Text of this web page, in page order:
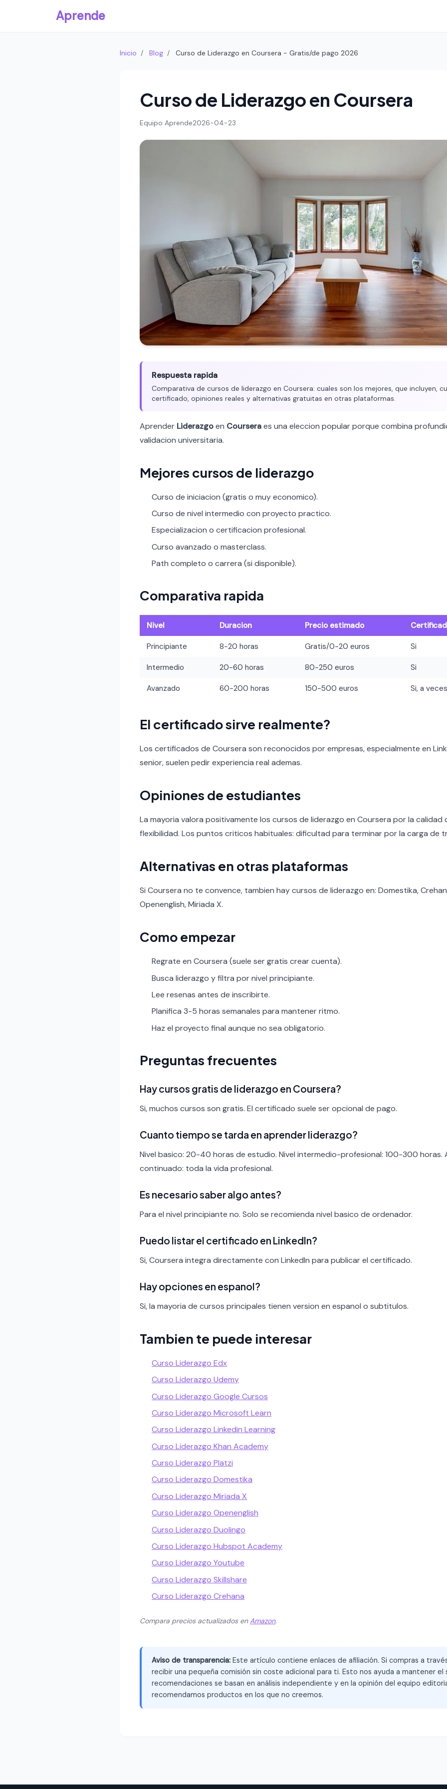
Aprende
Inicio / Blog / Curso de Liderazgo en Coursera - Gratis/de pago 2026
Curso de Liderazgo en Coursera
Equipo Aprende2026-04-23
Respuesta rapida
Comparativa de cursos de liderazgo en Coursera: cuales son los mejores, que incluyen,
certificado, opiniones reales y alternativas gratuitas en otras plataformas.
Aprender Liderazgoen Courseraes una eleccion popular porque combina
validacion universitaria.
Mejores cursos de liderazgo
Curso de iniciacion (gratis o muy economico).
Curso de nivel intermedio con proyecto practico.
Especializacion o certificacion profesional.
Curso avanzado o masterclass.
Path completo o carrera (si disponible).
Comparativa rapida
Nivel Duracion Precio estimado
Principiante 8-20 horas Gratis/0-20 euros Si
Intermedio 20-60 horas 80-250 euros Si
Avanzado 60-200 horas 150-500 euros Si, a
El certificado sirve realmente?
Los certificados de Coursera son reconocidos por empresas, especialmente en
senior, suelen pedir experiencia real ademas.
Opiniones de estudiantes
La mayoria valora positivamente los cursos de liderazgo en Coursera por la calidad
flexibilidad. Los puntos criticos habituales: dificultad para terminar por la carga de
Alternativas en otras plataformas
Si Coursera no te convence, tambien hay cursos de liderazgo en: Domestika,
Openenglish, Miriada X.
Como empezar
Regrate en Coursera (suele ser gratis crear cuenta).
Busca liderazgo y filtra por nivel principiante.
Lee resenas antes de inscribirte.
Planifica 3-5 horas semanales para mantener ritmo.
Haz el proyecto final aunque no sea obligatorio.
Preguntas frecuentes
Hay cursos gratis de liderazgo en Coursera?
Si, muchos cursos son gratis. El certificado suele ser opcional de pago.
Cuanto tiempo se tarda en aprender liderazgo?
Nivel basico: 20-40 horas de estudio. Nivel intermedio-profesional: 100-300 horas.
continuado: toda la vida profesional.
Es necesario saber algo antes?
Para el nivel principiante no. Solo se recomienda nivel basico de ordenador.
Puedo listar el certificado en LinkedIn?
Si, Coursera integra directamente con LinkedIn para publicar el certificado.
Hay opciones en espanol?
Si, la mayoria de cursos principales tienen version en espanol o subtitulos.
Tambien te puede interesar
Curso Liderazgo Edx
Curso Liderazgo Udemy
Curso Liderazgo Google Cursos
Curso Liderazgo Microsoft Learn
Curso Liderazgo Linkedin Learning
Curso Liderazgo Khan Academy
Curso Liderazgo Platzi
Curso Liderazgo Domestika
Curso Liderazgo Miriada X
Curso Liderazgo Openenglish
Curso Liderazgo Duolingo
Curso Liderazgo Hubspot Academy
Curso Liderazgo Youtube
Curso Liderazgo Skillshare
Curso Liderazgo Crehana
Compara precios actualizados enAmazon.
Aviso de transparencia: Este artículo contiene enlaces de afiliación. Si compras a
recibir una pequeña comisión sin coste adicional para ti. Esto nos ayuda a mantener el
recomendaciones se basan en análisis independiente y en la opinión del equipo
recomendamos productos en los que no creemos.